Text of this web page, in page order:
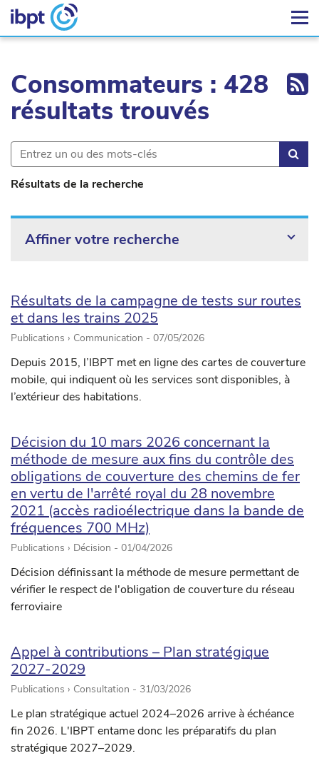
Consommateurs : 428
résultats trouvés
Résultats de la recherche
Affiner votre recherche
Résultats de la campagne de tests sur routes
et dans les trains 2025
Publications › Communication - 07/05/2026
Depuis 2015, l’IBPT met en ligne des cartes de couverture
mobile, qui indiquent où les services sont disponibles, à
l’extérieur des habitations.
Décision du 10 mars 2026 concernant la
méthode de mesure aux fins du contrôle des
obligations de couverture des chemins de fer
en vertu de l'arrêté royal du 28 novembre
2021 (accès radioélectrique dans la bande de
fréquences 700 MHz)
Publications › Décision - 01/04/2026
Décision définissant la méthode de mesure permettant de
vérifier le respect de l'obligation de couverture du réseau
ferroviaire
Appel à contributions – Plan stratégique
2027-2029
Publications › Consultation - 31/03/2026
Le plan stratégique actuel 2024–2026 arrive à échéance
fin 2026. L'IBPT entame donc les préparatifs du plan
stratégique 2027–2029.